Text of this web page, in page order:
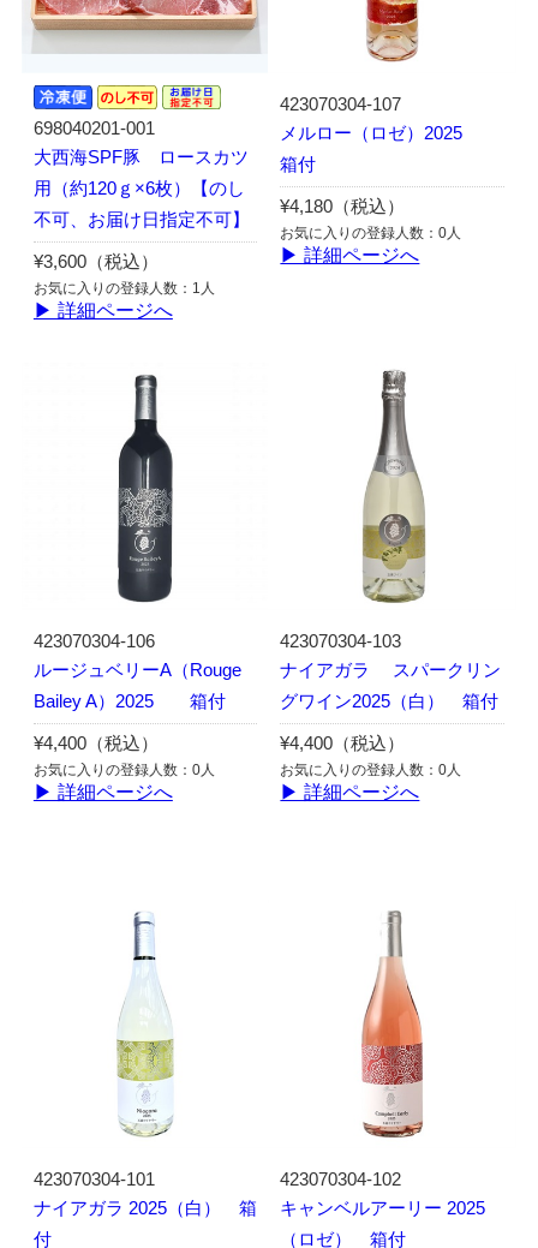
698040201-001
大西海SPF豚 ロースカツ
用（約120ｇ×6枚）【のし
不可、お届け日指定不可】
¥3,600（税込）
お気に入りの登録人数：1人
▶ 詳細ページへ
423070304-107
メルロー（ロゼ）2025
箱付
¥4,180（税込）
お気に入りの登録人数：0人
▶ 詳細ページへ
423070304-106
ルージュベリーA（Rouge
Bailey A）2025 箱付
¥4,400（税込）
お気に入りの登録人数：0人
▶ 詳細ページへ
423070304-103
ナイアガラ スパークリン
グワイン2025（白） 箱付
¥4,400（税込）
お気に入りの登録人数：0人
▶ 詳細ページへ
423070304-101
ナイアガラ 2025（白） 箱
付
423070304-102
キャンベルアーリー 2025
（ロゼ） 箱付